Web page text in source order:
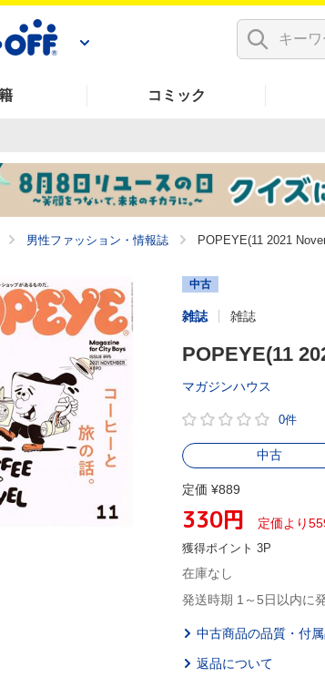
コミック
男性ファッション・情報誌 POPEYE(11 2021
中古
雑誌 雑誌
POPEYE(11
マガジンハウス
0件
中古
定価 ¥889
330円 定価より
獲得ポイント 3P
在庫なし
発送時期 1～5日以内に
中古商品の品質・付
返品について